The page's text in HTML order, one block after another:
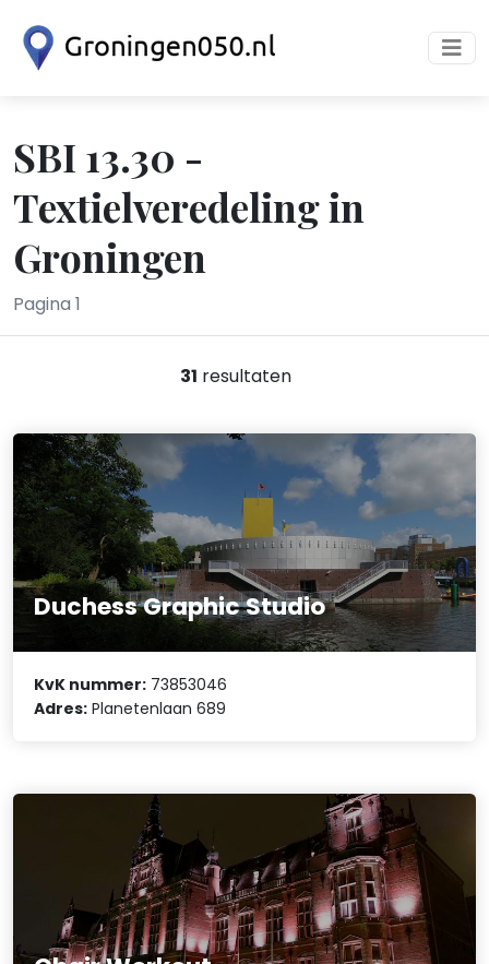
SBI 13.30 -
Textielveredeling in
Groningen
Pagina 1
31 resultaten
Duchess Graphic Studio
KvK nummer: 73853046
Adres: Planetenlaan 689